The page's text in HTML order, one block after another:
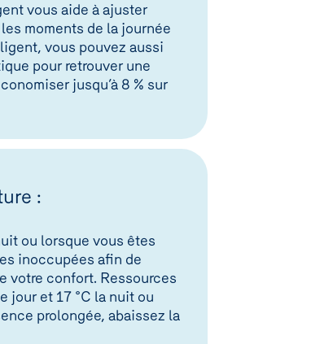
vous aide à ajuster
moments de la journée
vous pouvez aussi
pour retrouver une
jusqu’à 8 % sur
:
ou lorsque vous êtes
inoccupées afin de
votre confort. Ressources
jour et 17 °C la nuit ou
prolongée, abaissez la